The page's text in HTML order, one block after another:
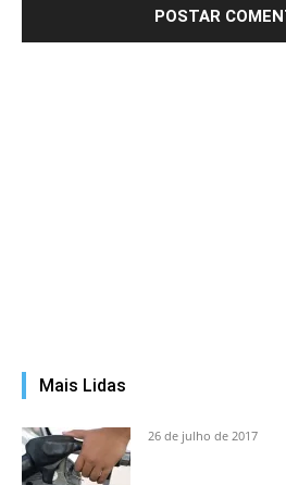
Mais Lidas
26 de julho de 2017